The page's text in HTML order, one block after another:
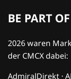
BE PART
2026 waren
der CMCX dabei:
AdmiralDirekt ·